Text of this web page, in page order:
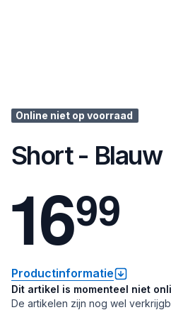
Online niet op voorraad
Short - Blauw
1699
Productinformatie
Dit artikel is momenteel niet
De artikelen zijn nog wel